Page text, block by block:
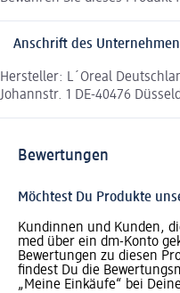
Anschrift des
Hersteller: L´Oreal
Johannstr. 1 DE-40476
Bewertungen
Möchtest Du Produkte
Kundinnen und Kunden,
med über ein dm-Konto
Bewertungen zu diesen
findest Du die
„Meine Einkäufe“ bei